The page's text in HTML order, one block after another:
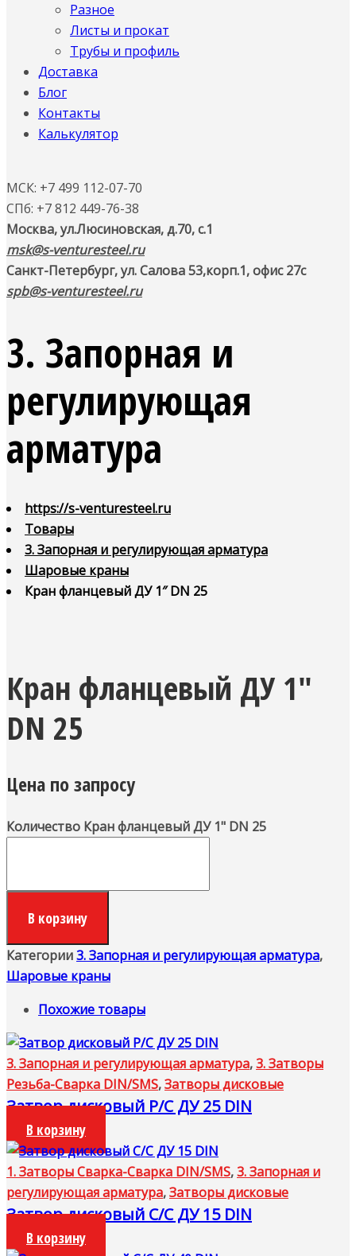
Разное
Листы и прокат
Трубы и профиль
Доставка
Блог
Контакты
Калькулятор
МСК: +7 499 112-07-70
СПб: +7 812 449-76-38
Москва, ул.Люсиновская, д.70, с.1
msk@s-venturesteel.ru
Санкт-Петербург, ул. Салова 53,корп.1, офис 27с
spb@s-venturesteel.ru
3. Запорная и
регулирующая
арматура
https://s-venturesteel.ru
Товары
3. Запорная и регулирующая арматура
Шаровые краны
Кран фланцевый ДУ 1″ DN 25
Кран фланцевый ДУ 1″
DN 25
Цена по запросу
Количество Кран фланцевый ДУ 1" DN 25
В корзину
Категории3. Запорная и регулирующая арматура,
Шаровые краны
Похожие товары
3. Запорная и регулирующая арматура,3. Затворы
Резьба-Сварка DIN/SMS,Затворы дисковые
Затвор дисковый Р/С ДУ 25 DIN
В корзину
1. Затворы Сварка-Сварка DIN/SMS,3. Запорная и
регулирующая арматура,Затворы дисковые
Затвор дисковый С/С ДУ 15 DIN
В корзину